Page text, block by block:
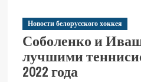
Новости белорусского хоккея
Соболенко и
лучшими
2022 года